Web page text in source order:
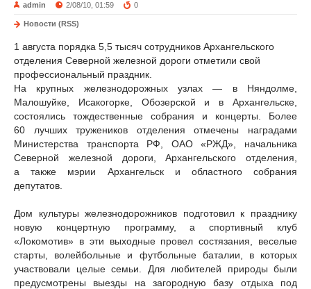
admin 2/08/10, 01:59 0
Новости (RSS)
1 августа порядка 5,5 тысяч сотрудников Архангельского
отделения Северной железной дороги отметили свой
профессиональный праздник.
На крупных железнодорожных узлах — в Няндолме,
Малошуйке, Исакогорке, Обозерской и в Архангельске,
состоялись тождественные собрания и концерты. Более
60 лучших тружеников отделения отмечены наградами
Министерства транспорта РФ, ОАО «РЖД», начальника
Северной железной дороги, Архангельского отделения,
а также мэрии Архангельск и областного собрания
депутатов.
Дом культуры железнодорожников подготовил к празднику
новую концертную программу, а спортивный клуб
«Локомотив» в эти выходные провел состязания, веселые
старты, волейбольные и футбольные баталии, в которых
участвовали целые семьи. Для любителей природы были
предусмотрены выезды на загородную базу отдыха под